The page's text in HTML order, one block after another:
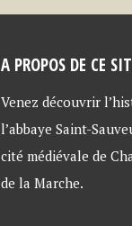
A PROPOS DE CE
Venez découvrir
l’abbaye Saint-
cité médiévale de
de la Marche.